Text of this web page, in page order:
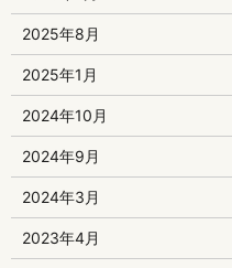
2025年8月
2025年1月
2024年10月
2024年9月
2024年3月
2023年4月